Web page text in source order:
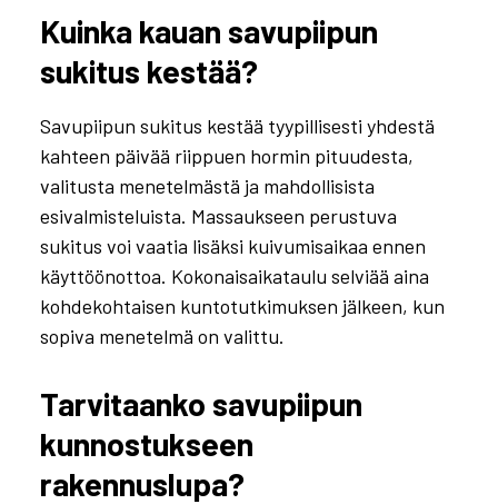
Kuinka kauan savupiipun
sukitus kestää?
Savupiipun sukitus kestää tyypillisesti yhdestä
kahteen päivää riippuen hormin pituudesta,
valitusta menetelmästä ja mahdollisista
esivalmisteluista. Massaukseen perustuva
sukitus voi vaatia lisäksi kuivumisaikaa ennen
käyttöönottoa. Kokonaisaikataulu selviää aina
kohdekohtaisen kuntotutkimuksen jälkeen, kun
sopiva menetelmä on valittu.
Tarvitaanko savupiipun
kunnostukseen
rakennuslupa?